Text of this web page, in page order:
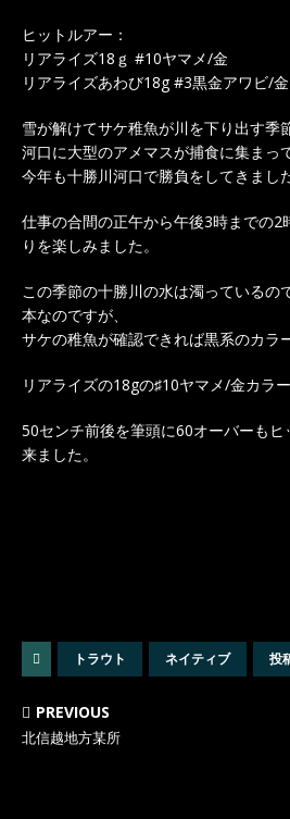
ヒットルアー：
リアライズ18ｇ #10ヤマメ/金
リアライズあわび18g #3黒金アワビ/金
雪が解けてサケ稚魚が川を下り出す季
河口に大型のアメマスが捕食に集まっ
今年も十勝川河口で勝負をしてきまし
仕事の合間の正午から午後3時までの2
りを楽しみました。
この季節の十勝川の水は濁っているの
本なのですが、
サケの稚魚が確認できれば黒系のカラ
リアライズの18gの♯10ヤマメ/金カラ
50センチ前後を筆頭に60オーバーも
来ました。
トラウト ネイティブ 投
PREVIOUS
北信越地方某所